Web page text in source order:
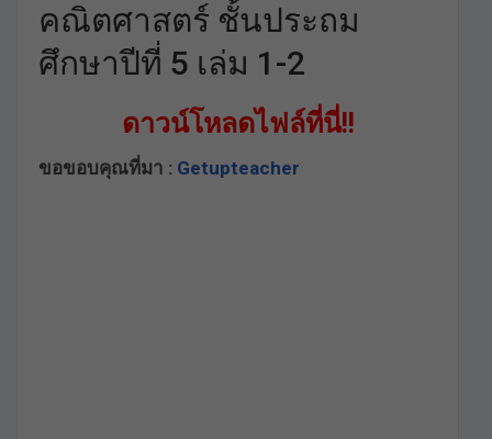
คณิตศาสตร์ ชั้นประถม
ศึกษาปีที่ 5 เล่ม 1-2
ดาวน์โหลดไฟล์ที่นี่!!
ขอขอบคุณที่มา : Getupteacher